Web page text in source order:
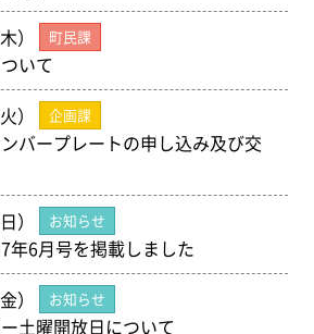
）
町民課
いて
）
企画課
バープレートの申し込み及び交
）
お知らせ
年6月号を掲載しました
）
お知らせ
土曜開放日について